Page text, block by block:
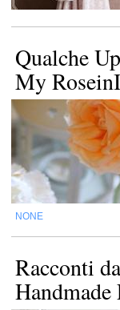
Qualche
My
NONE
Racconti
Handmade